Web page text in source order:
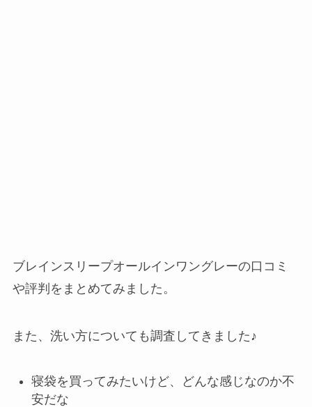
ブレインスリープオールインワングレーの口コミ
や評判をまとめてみました。
また、洗い方についても調査してきました♪
寝袋を買ってみたいけど、どんな感じなのか不
安だな